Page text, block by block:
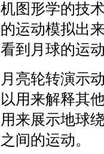
机图形学的技
的运动模拟出
看到月球的运
月亮轮转演示
以用来解释其
用来展示地球
之间的运动。